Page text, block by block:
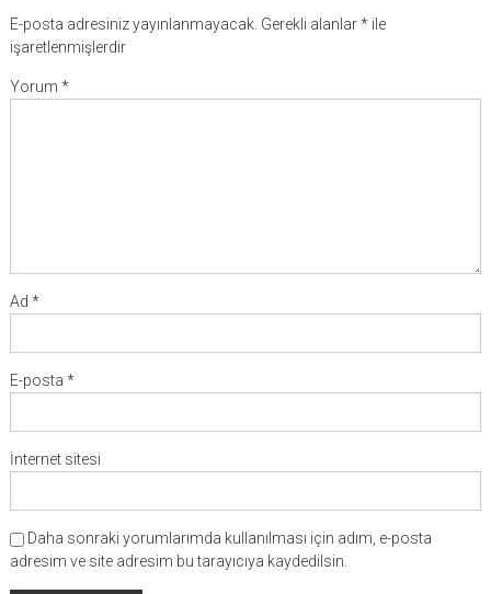
E-posta adresiniz yayınlanmayacak. Gerekli alanlar*ile
işaretlenmişlerdir
Yorum *
Ad *
E-posta *
İnternet sitesi
Daha sonraki yorumlarımda kullanılması için adım, e-posta
adresim ve site adresim bu tarayıcıya kaydedilsin.